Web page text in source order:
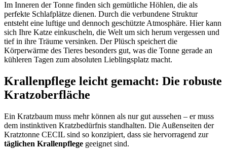
Im Inneren der Tonne finden sich gemütliche Höhlen, die als
perfekte Schlafplätze dienen. Durch die verbundene Struktur
entsteht eine luftige und dennoch geschützte Atmosphäre. Hier kann
sich Ihre Katze einkuscheln, die Welt um sich herum vergessen und
tief in ihre Träume versinken. Der Plüsch speichert die
Körperwärme des Tieres besonders gut, was die Tonne gerade an
kühleren Tagen zum absoluten Lieblingsplatz macht.
Krallenpflege leicht gemacht: Die robuste
Kratzoberfläche
Ein Kratzbaum muss mehr können als nur gut aussehen – er muss
dem instinktiven Kratzbedürfnis standhalten. Die Außenseiten der
Kratztonne CECIL sind so konzipiert, dass sie hervorragend zur
täglichen Krallenpflege geeignet sind.